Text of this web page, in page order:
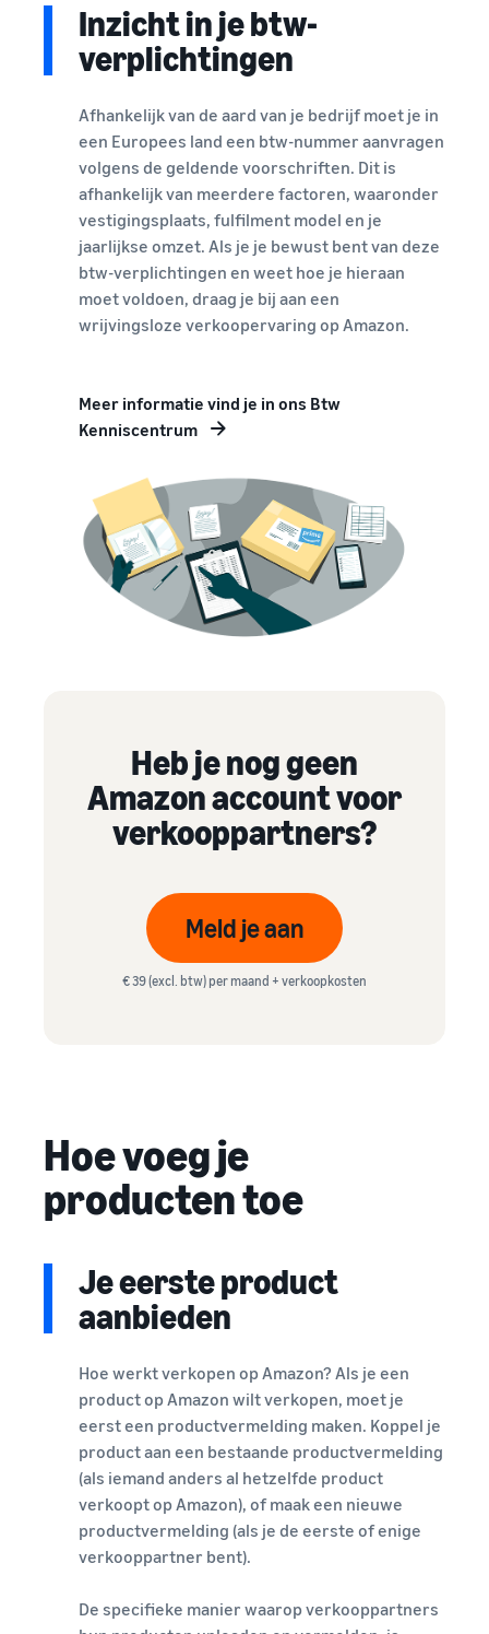
Inzicht in je btw-
verplichtingen
Afhankelijk van de aard van je bedrijf moet je in
een Europees land een btw-nummer aanvragen
volgens de geldende voorschriften. Dit is
afhankelijk van meerdere factoren, waaronder
vestigingsplaats, fulfilment model en je
jaarlijkse omzet. Als je je bewust bent van deze
btw-verplichtingen en weet hoe je hieraan
moet voldoen, draag je bij aan een
wrijvingsloze verkoopervaring op Amazon.
Meer informatie vind je in ons Btw
Kenniscentrum
Heb je nog geen
Amazon account voor
verkooppartners?
Meld je aan
€ 39 (excl. btw) per maand + verkoopkosten
Hoe voeg je
producten toe
Je eerste product
aanbieden
Hoe werkt verkopen op Amazon? Als je een
product op Amazon wilt verkopen, moet je
eerst een productvermelding maken. Koppel je
product aan een bestaande productvermelding
(als iemand anders al hetzelfde product
verkoopt op Amazon), of maak een nieuwe
productvermelding (als je de eerste of enige
verkooppartner bent).
De specifieke manier waarop verkooppartners